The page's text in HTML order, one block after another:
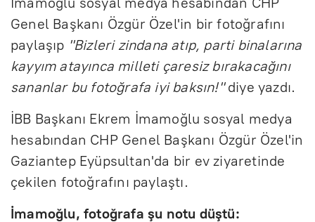
Genel Başkanı Özgür Özel'in bir fotoğrafını
paylaşıp "Bizleri zindana atıp, parti binalarına
kayyım atayınca milleti çaresiz bırakacağını
sananlar bu fotoğrafa iyi baksın!"diye yazdı.
İBB Başkanı Ekrem İmamoğlu sosyal medya
hesabından CHP Genel Başkanı Özgür Özel'in
Gaziantep Eyüpsultan'da bir ev ziyaretinde
çekilen fotoğrafını paylaştı.
İmamoğlu, fotoğrafa şu notu düştü: